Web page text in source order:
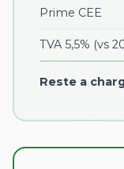
Prime CEE
TVA 5,5% (vs
Reste a